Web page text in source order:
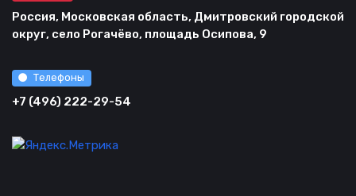
Россия, Московская область, Дмитровский городской
округ, село Рогачёво, площадь Осипова, 9
Телефоны
+7 (496) 222-29-54